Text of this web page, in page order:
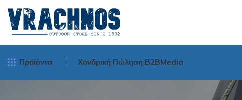
Προϊόντα Χονδρική Πώληση Β2ΒMedia